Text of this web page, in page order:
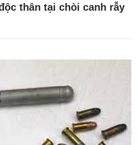
thân tại chòi canh rẫy